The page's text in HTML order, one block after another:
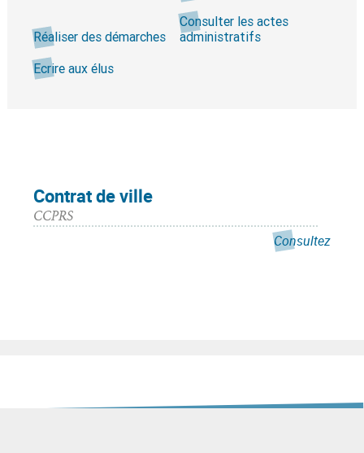
Réaliser des démarches
Consulter les actes
administratifs
Ecrire aux élus
Contrat de ville
CCPRS
Consultez